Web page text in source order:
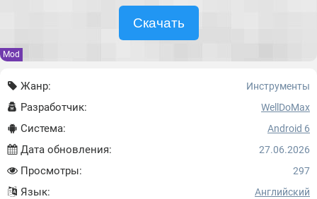
Скачать
Mod
Жанр: Инструменты
Разработчик: WellDoMax
Система: Android 6
Дата обновления: 27.06.2026
Просмотры: 297
Язык: Английский